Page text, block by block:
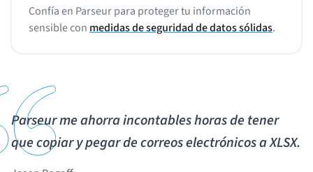
Confía en Parseur para proteger tu información
sensible con medidas de seguridad de datos sólidas.
Parseur me ahorra incontables horas de tener
que copiar y pegar de correos electrónicos a XLSX.